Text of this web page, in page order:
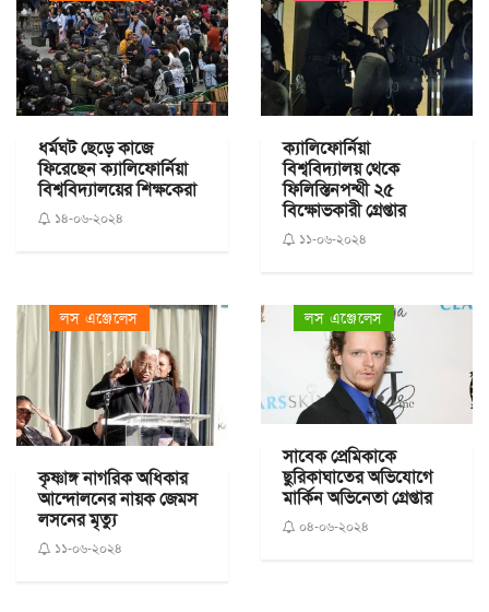
ধর্মঘট ছেড়ে কাজে
ফিরেছেন ক্যালিফোর্নিয়া
বিশ্ববিদ্যালয়ের শিক্ষকেরা
১৪-০৬-২০২৪
ক্যালিফোর্নিয়া
বিশ্ববিদ্যালয় থেকে
ফিলিস্তিনপন্থী ২৫
বিক্ষোভকারী গ্রেপ্তার
১১-০৬-২০২৪
লস এঞ্জেলেস
কৃষ্ণাঙ্গ নাগরিক অধিকার
আন্দোলনের নায়ক জেমস
লসনের মৃত্যু
১১-০৬-২০২৪
লস এঞ্জেলেস
সাবেক প্রেমিকাকে
ছুরিকাঘাতের অভিযোগে
মার্কিন অভিনেতা গ্রেপ্তার
০৪-০৬-২০২৪